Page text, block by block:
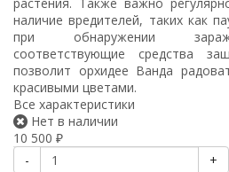
наличие вредителей, таких как
при обнаружении
соответствующие средства
позволит орхидее Ванда
красивыми цветами.
Все характеристики
Нет в наличии
10 500 ₽
- +